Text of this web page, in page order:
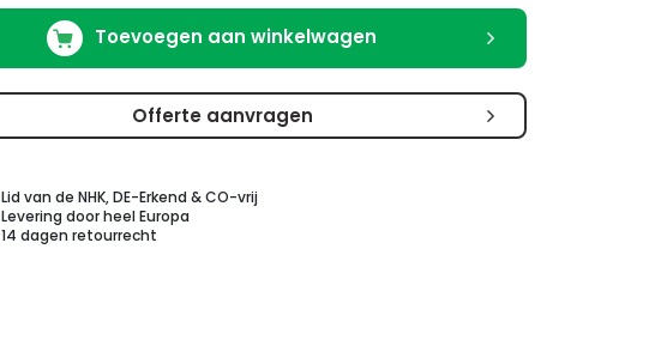
Toevoegen aan winkelwagen
Offerte aanvragen
Lid van de NHK, DE-Erkend & CO-vrij
Levering door heel Europa
14 dagen retourrecht